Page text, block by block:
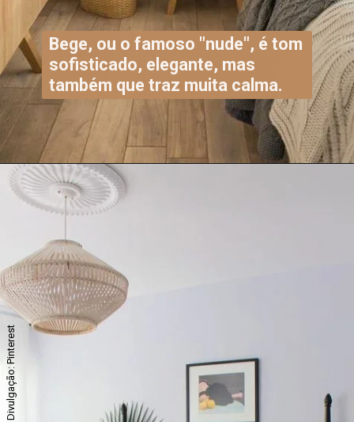
Bege, ou o famoso "nude", é tom
sofisticado, elegante, mas
também que traz muita calma.
Divulgação: Pinterest